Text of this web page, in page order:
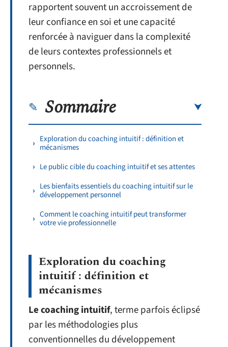
rapportent souvent un accroissement de
leur confiance en soi et une capacité
renforcée à naviguer dans la complexité
de leurs contextes professionnels et
personnels.
Sommaire
Exploration du coaching intuitif : définition et
mécanismes
Le public cible du coaching intuitif et ses attentes
Les bienfaits essentiels du coaching intuitif sur le
développement personnel
Comment le coaching intuitif peut transformer
votre vie professionnelle
Exploration du coaching
intuitif : définition et
mécanismes
Le coaching intuitif, terme parfois éclipsé
par les méthodologies plus
conventionnelles du développement